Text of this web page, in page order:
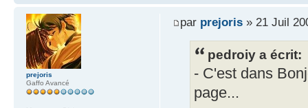
par prejoris» 21 Juil
pedroiy a écrit:
- C'est dans
page...
prejoris
Gaffo Avancé